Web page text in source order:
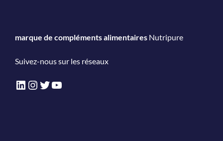
marque de compléments alimentaires Nutripure
Suivez-nous sur les réseaux
LinkedIn
Instagram
Twitter
YouTube